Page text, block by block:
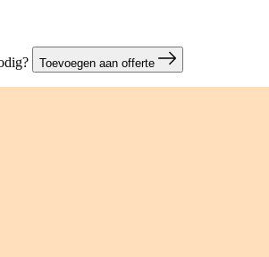
Toevoegen aan offerte